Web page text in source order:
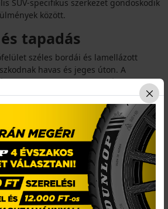
SUV-specifikus szerkezet gondoskodik
között.
tapadás
széles bordái és lamellázott
havas és jeges úton. A
a nagyobb blokkok fokozzák a
így a jármű könnyebben uralható.
barázdák hatékonyan csökkentik a
A SUV-ra szabott szerkezet stabil
terhelés mellett is, a lamellák rövid
jégen.
zajszint